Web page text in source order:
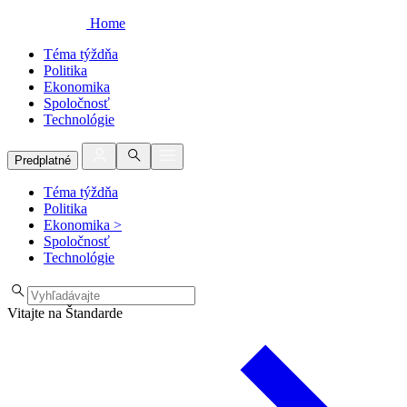
Home
Téma týždňa
Politika
Ekonomika
Spoločnosť
Technológie
Predplatné
Téma týždňa
Politika
Ekonomika >
Spoločnosť
Technológie
Vitajte na Štandarde